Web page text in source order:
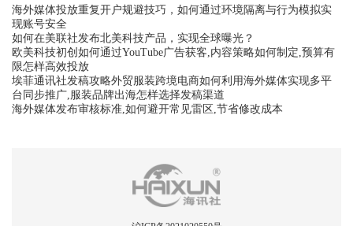
海外媒体投放重复开户规避技巧，如何通过环境隔离与行为模拟实
现账号安全
如何在美联社发布北美科技产品，实现全球曝光？
欧美科技初创如何通过YouTube广告获客,内容策略如何制定,预算有
限怎样高效投放
埃菲通讯社发稿攻略外贸服装跨境电商如何利用海外媒体实现多平
台同步推广,服装品牌出海怎样选择发稿渠道
海外媒体发布审核标准,如何避开常见雷区,节省修改成本